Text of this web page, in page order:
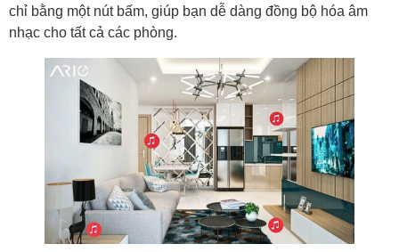
chỉ bằng một nút bấm, giúp bạn dễ dàng đồng bộ hóa âm
nhạc cho tất cả các phòng.